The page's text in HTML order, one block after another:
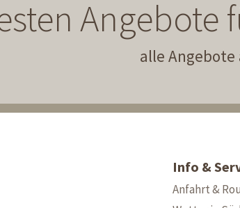
alle Angebote
Info &
Anfahrt &